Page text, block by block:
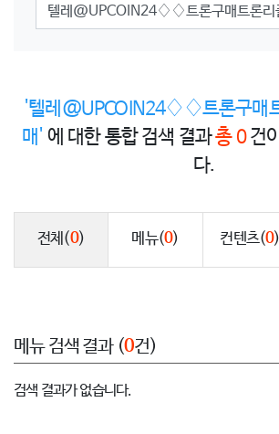
'텔레@UPCOIN24♢♢트론구매
매' 에 대한 통합 검색 결과총 0건
다.
전체 (0) 메뉴(0) 컨텐츠(0)
메뉴 검색 결과 (0건)
검색 결과가 없습니다.